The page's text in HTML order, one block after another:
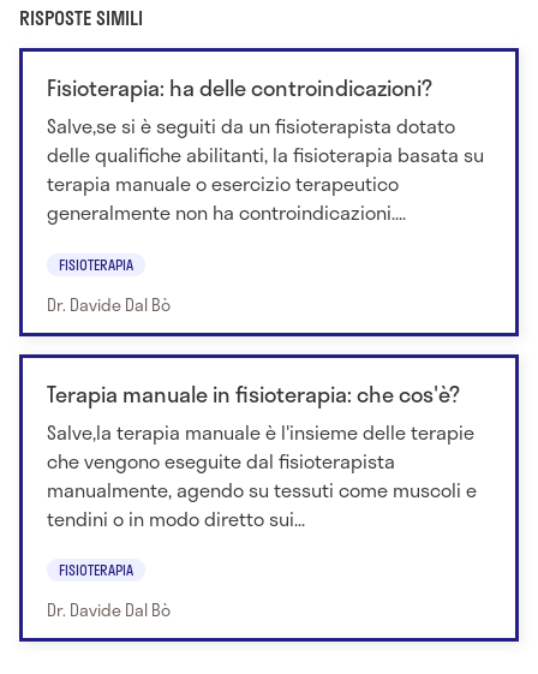
RISPOSTE SIMILI
Fisioterapia: ha delle controindicazioni?
Salve,se si è seguiti da un fisioterapista dotato
delle qualifiche abilitanti, la fisioterapia basata su
terapia manuale o esercizio terapeutico
generalmente non ha controindicazioni....
FISIOTERAPIA
Dr. Davide Dal Bò
Terapia manuale in fisioterapia: che cos'è?
Salve,la terapia manuale è l'insieme delle terapie
che vengono eseguite dal fisioterapista
manualmente, agendo su tessuti come muscoli e
tendini o in modo diretto sui...
FISIOTERAPIA
Dr. Davide Dal Bò